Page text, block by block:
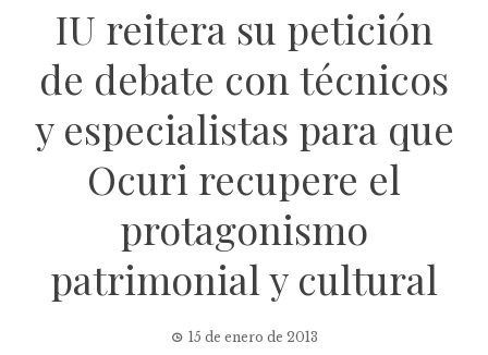
IU reitera su petición
de debate con técnicos
y especialistas para que
Ocuri recupere el
protagonismo
patrimonial y cultural
15 de enero de 2013